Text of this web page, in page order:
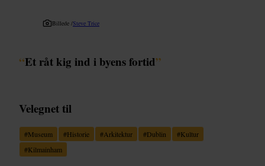
Billede /Steve Trice
“Et råt kig ind i byens fortid”
Velegnet til
#Museum #Historie #Arkitektur #Dublin #Kultur
#Kilmainham